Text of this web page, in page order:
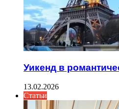
Уикенд в
13.02.2026
Статьи